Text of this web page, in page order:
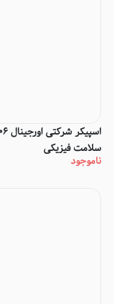
سلامت فیزیکی
ناموجود